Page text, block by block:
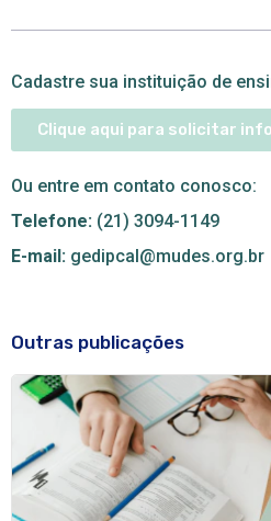
Cadastre sua instituição de
Clique aqui para solicitar
Ou entre em contato conosco:
Telefone: (21) 3094-1149
E-mail: gedipcal@mudes.org.br
Outras publicações